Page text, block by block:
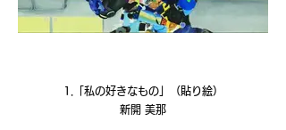
1.「私の好きなもの」（貼り絵）
新開 美那